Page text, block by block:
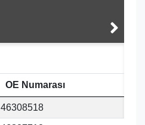
OE Numarası
46308518